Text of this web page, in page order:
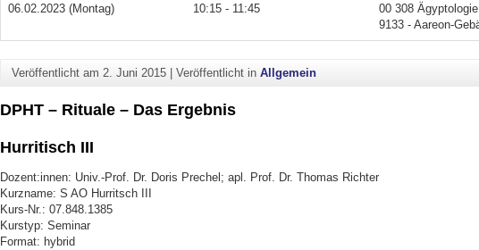
06.02.2023 (Montag) 10:15 - 11:45
00 308 Ägyptologie
9133 - Aareon-
Veröffentlicht am2. Juni 2015 |Veröffentlicht inAllgemein
DPHT – Rituale – Das Ergebnis
Hurritisch III
Dozent:innen: Univ.-Prof. Dr. Doris Prechel; apl. Prof. Dr. Thomas Richter
Kurzname: S AO Hurritsch III
Kurs-Nr.: 07.848.1385
Kurstyp: Seminar
Format: hybrid